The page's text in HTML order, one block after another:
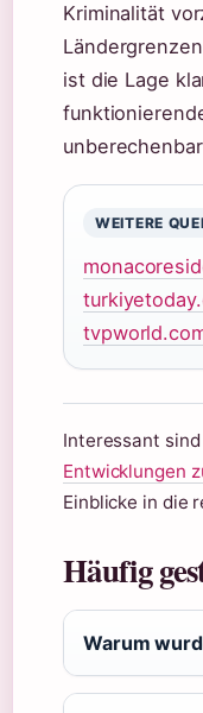
Kriminalität
ist die Lage
WEITERE
Interessant
Entwicklungen
Einblicke in die
Häufig
Warum